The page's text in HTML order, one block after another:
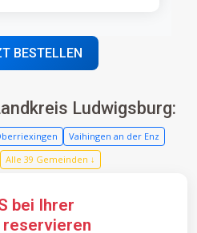
BESTELLEN
Ludwigsburg:
Vaihingen an der Enz
Alle 39 Gemeinden ↓
bei Ihrer